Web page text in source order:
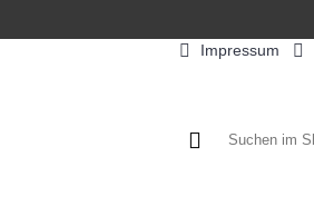
Impressum